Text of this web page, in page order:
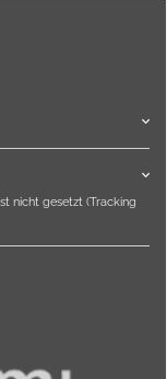
nicht gesetzt (Tracking